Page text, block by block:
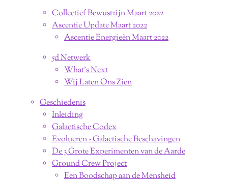
Collectief Bewustzijn Maart 2022
Ascentie Update Maart 2022
Ascentie Energieën Maart 2022
5d Netwerk
What's Next
Wij Laten Ons Zien
Geschiedenis
Inleiding
Galactische Codex
Evolueren - Galactische Beschavingen
De 3 Grote Experimenten van de Aarde
Ground Crew Project
Een Boodschap aan de Mensheid